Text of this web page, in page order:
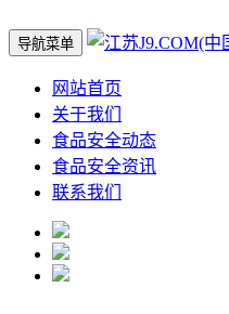
导航菜单
网站首页
关于我们
食品安全动态
食品安全资讯
联系我们